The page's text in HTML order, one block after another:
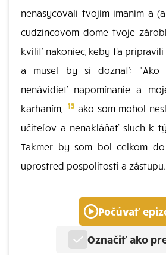
nenasycovali tvojím imaním a
cudzincovom dome tvoje
kvíliť nakoniec, keby ťa pripravili
a musel by si doznať: "Ako
nenávidieť napomínanie a
karhaním,
13ako som mohol
učiteľov a nenakláňať sluch k
Takmer by som bol celkom
uprostred pospolitosti a
Počúvať
Označiť ako